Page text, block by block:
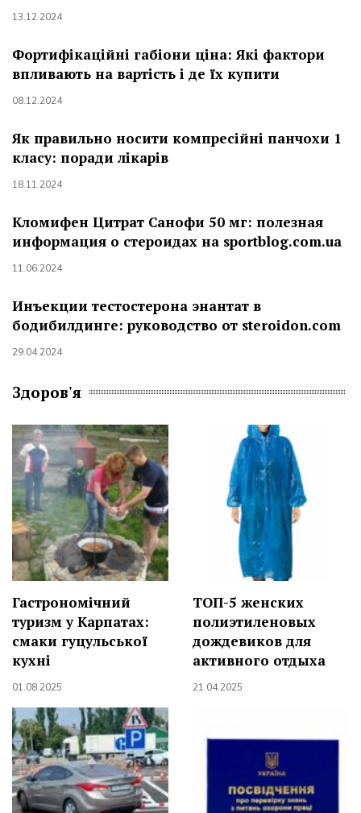
13.12.2024
Фортифікаційні габіони ціна: Які фактори
впливають на вартість і де їх купити
08.12.2024
Як правильно носити компресійні панчохи 1
класу: поради лікарів
18.11.2024
Кломифен Цитрат Санофи 50 мг: полезная
информация о стероидах на sportblog.com.ua
11.06.2024
Инъекции тестостерона энантат в
бодибилдинге: руководство от steroidon.com
29.04.2024
Здоров'я
Гастрономічний
туризм у Карпатах:
смаки гуцульської
кухні
01.08.2025
ТОП-5 женских
полиэтиленовых
дождевиков для
активного отдыха
21.04.2025